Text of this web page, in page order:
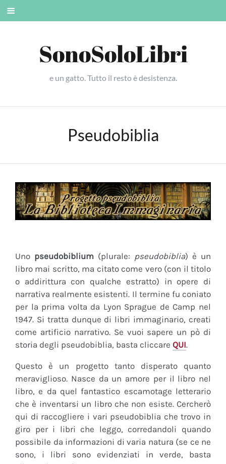
Skip
SonoSoloLibri
e un gatto. Tutto il resto è desistenza.
Pseudobiblia
Uno pseudobiblium (plurale: pseudobiblia) è un
libro mai scritto, ma citato come vero (con il titolo
o addirittura con qualche estratto) in opere di
narrativa realmente esistenti. Il termine fu coniato
per la prima volta da Lyon Sprague de Camp nel
1947. Si tratta dunque di libri immaginario, creati
come artificio narrativo. Se vuoi sapere un pò di
storia degli pseudobiblia, basta cliccare QUI.
Questo è un progetto tanto disperato quanto
meraviglioso. Nasce da un amore per il libro nel
libro, e da quel fantastico escamotage letterario
che è inventarsi un libro che non esiste. Cercherò
qui di raccogliere i vari pseudobiblia che trovo in
giro per i libri che leggo, corredandoli quando
possibile da informazioni di varia natura (se ce ne
sono, i libri sono evidenziati in verde, basta